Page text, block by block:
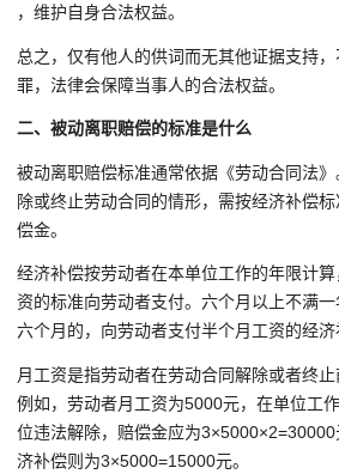
，维护自身合法权益。
总之，仅有他人的供词而无其他证据支持
罪，法律会保障当事人的合法权益。
二、被动离职赔偿的标准是什么
被动离职赔偿标准通常依据《劳动合同法
除或终止劳动合同的情形，需按经济补偿
偿金。
经济补偿按劳动者在本单位工作的年限计
资的标准向劳动者支付。六个月以上不满
六个月的，向劳动者支付半个月工资的经济
月工资是指劳动者在劳动合同解除或者终止
例如，劳动者月工资为5000元，在单位工
位违法解除，赔偿金应为
济补偿则为3×5000=15000元。